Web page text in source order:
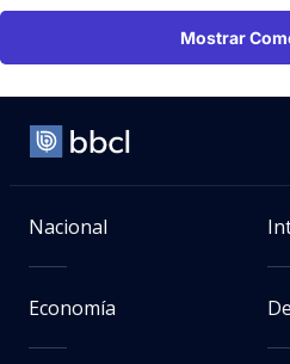
Mostrar
Nacional
Economía